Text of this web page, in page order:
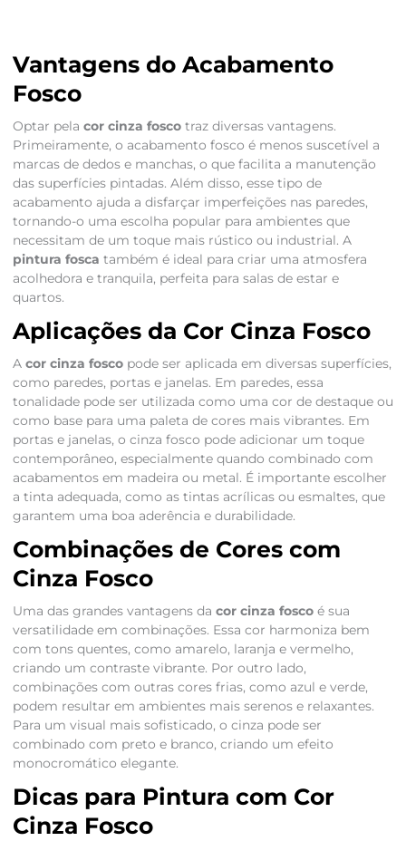
Vantagens do Acabamento
Fosco
Optar pela cor cinza foscotraz diversas vantagens.
Primeiramente, o acabamento fosco é menos suscetível a
marcas de dedos e manchas, o que facilita a manutenção
das superfícies pintadas. Além disso, esse tipo de
acabamento ajuda a disfarçar imperfeições nas paredes,
tornando-o uma escolha popular para ambientes que
necessitam de um toque mais rústico ou industrial. A
pintura fosca também é ideal para criar uma atmosfera
acolhedora e tranquila, perfeita para salas de estar e
quartos.
Aplicações da Cor Cinza Fosco
A cor cinza foscopode ser aplicada em diversas superfícies,
como paredes, portas e janelas. Em paredes, essa
tonalidade pode ser utilizada como uma cor de destaque ou
como base para uma paleta de cores mais vibrantes. Em
portas e janelas, o cinza fosco pode adicionar um toque
contemporâneo, especialmente quando combinado com
acabamentos em madeira ou metal. É importante escolher
a tinta adequada, como as tintas acrílicas ou esmaltes, que
garantem uma boa aderência e durabilidade.
Combinações de Cores com
Cinza Fosco
Uma das grandes vantagens da cor cinza foscoé sua
versatilidade em combinações. Essa cor harmoniza bem
com tons quentes, como amarelo, laranja e vermelho,
criando um contraste vibrante. Por outro lado,
combinações com outras cores frias, como azul e verde,
podem resultar em ambientes mais serenos e relaxantes.
Para um visual mais sofisticado, o cinza pode ser
combinado com preto e branco, criando um efeito
monocromático elegante.
Dicas para Pintura com Cor
Cinza Fosco